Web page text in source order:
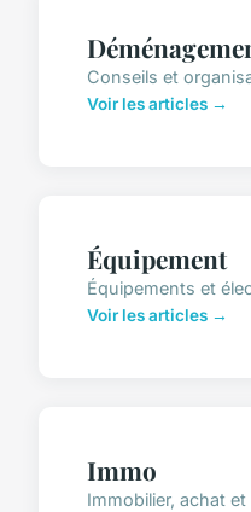
Conseils et
Voir les articles →
Équipement
Équipements et
Voir les articles →
Immo
Immobilier, achat